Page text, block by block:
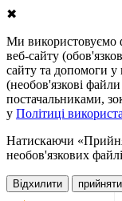
✖
Ми використовуємо
веб-сайту
сайту та допомоги
(необов'язкові
постачальниками,
у Політиці
Натискаючи
необов'язкових
Відхилити прийняти